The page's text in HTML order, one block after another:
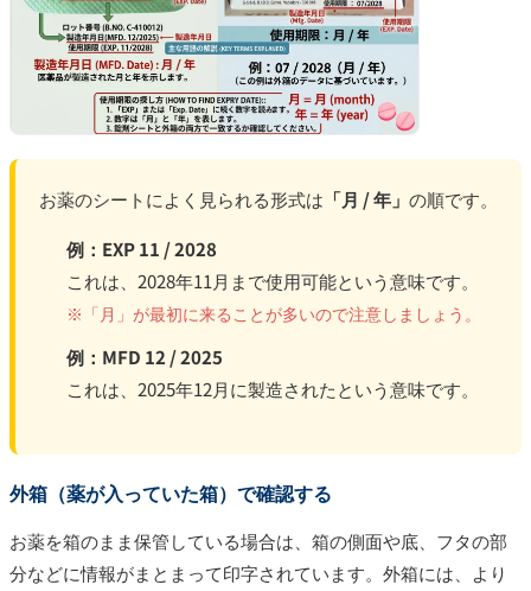
お薬のシートによく見られる形式は 「月 / 年」 の順です。
例：EXP 11 / 2028
これは、2028年11月まで使用可能という意味です。
※「月」が最初に来ることが多いので注意しましょう。
例：MFD 12 / 2025
これは、2025年12月に製造されたという意味です。
外箱（薬が入っていた箱）で確認する
お薬を箱のまま保管している場合は、箱の側面や底、フタの部
分などに情報がまとまって印字されています。外箱には、より